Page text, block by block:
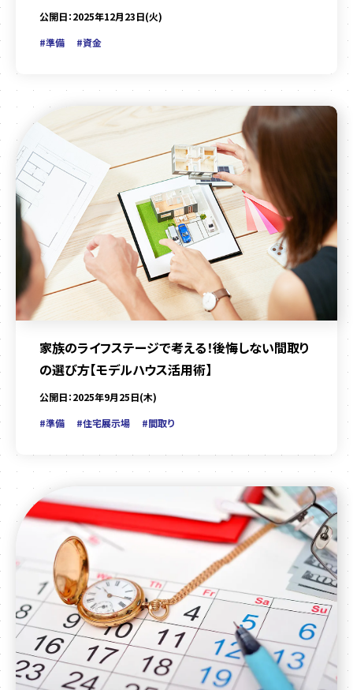
公開日：2025年12月23日(火)
#準備
#資金
家族のライフステージで考える！後悔しない間取り
の選び方【モデルハウス活用術】
公開日：2025年9月25日(木)
#準備
#住宅展示場 #間取り